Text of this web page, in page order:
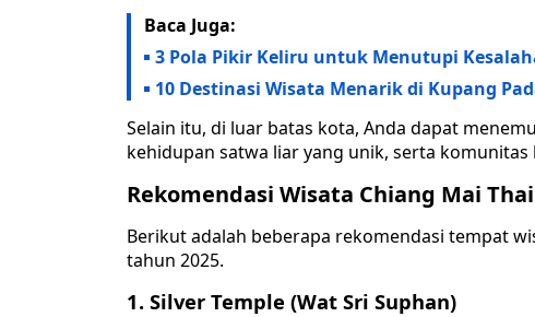
Baca Juga:
3 Pola Pikir Keliru untuk Menutupi
10 Destinasi Wisata Menarik di Kupang
Selain itu, di luar batas kota, Anda dapat
kehidupan satwa liar yang unik, serta
Rekomendasi Wisata Chiang Mai
Berikut adalah beberapa rekomendasi tempat
tahun 2025.
1. Silver Temple (Wat Sri Suphan)